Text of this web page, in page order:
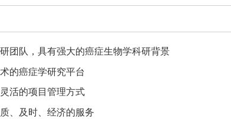
团队，具有强大的癌症生物学科研背景
的癌症学研究平台
活的项目管理方式
、及时、经济的服务